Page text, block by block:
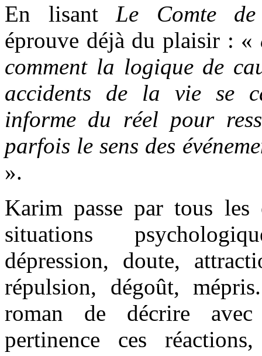
En lisant Le Comte de
éprouve déjà du plaisir : «
comment la logique de
accidents de la vie se
informe du réel pour
parfois le sens des
».
Karim passe par tous les
situations
dépression, doute,
répulsion, dégoût,
roman de décrire
pertinence ces